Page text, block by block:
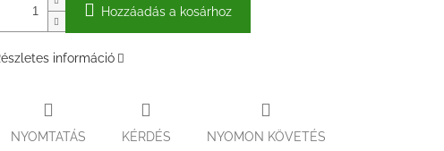
Hozzáadás a kosárhoz
információ
NYOMTATÁS KÉRDÉS NYOMON KÖVETÉS